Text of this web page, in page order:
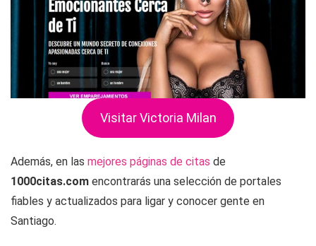
Visitar Victoria Milan
Además, en las mejores páginas de citas de
1000citas.com encontrarás una selección de portales
fiables y actualizados para ligar y conocer gente en
Santiago.